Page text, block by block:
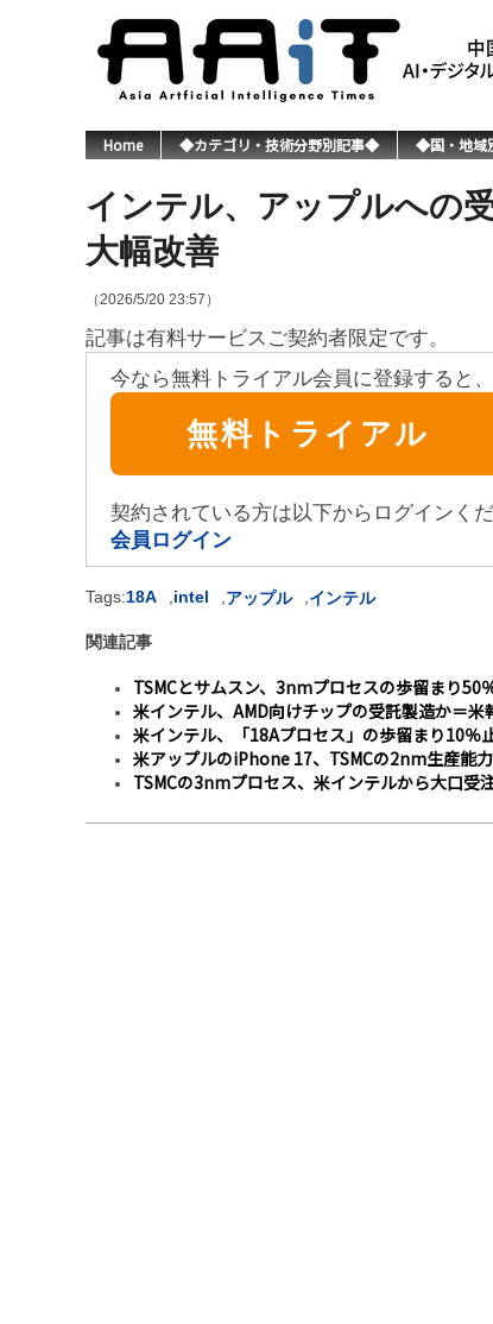
Home ◆カテゴリ・技術分野別記事◆ ◆国・地域
インテル、アップルへの
大幅改善
（2026/5/20 23:57）
記事は有料サービスご契約者限定です。
今なら無料トライアル会員に登録すると
無料トライアル
契約されている方は以下からログインくだ
会員ログイン
Tags:18A intel アップル インテル
関連記事
TSMCとサムスン、3nmプロセスの歩留まり50
米インテル、AMD向けチップの受託製造か＝米
米インテル、「18Aプロセス」の歩留まり10
米アップルのiPhone 17、TSMCの2nm生産能
TSMCの3nmプロセス、米インテルから大口受